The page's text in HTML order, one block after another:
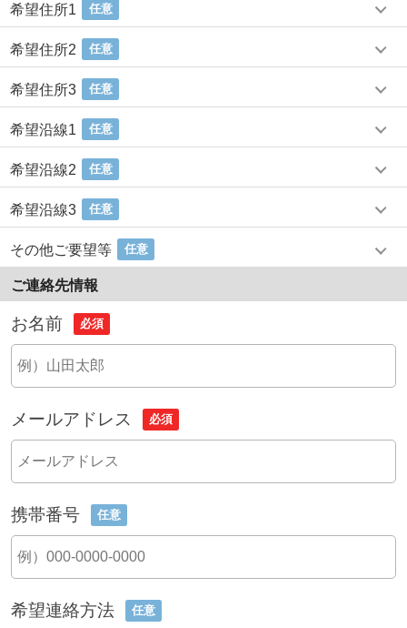
希望住所1 任意
希望住所2 任意
希望住所3 任意
希望沿線1 任意
希望沿線2 任意
希望沿線3 任意
その他ご要望等 任意
ご連絡先情報
お名前 必須
メールアドレス 必須
携帯番号 任意
希望連絡方法 任意